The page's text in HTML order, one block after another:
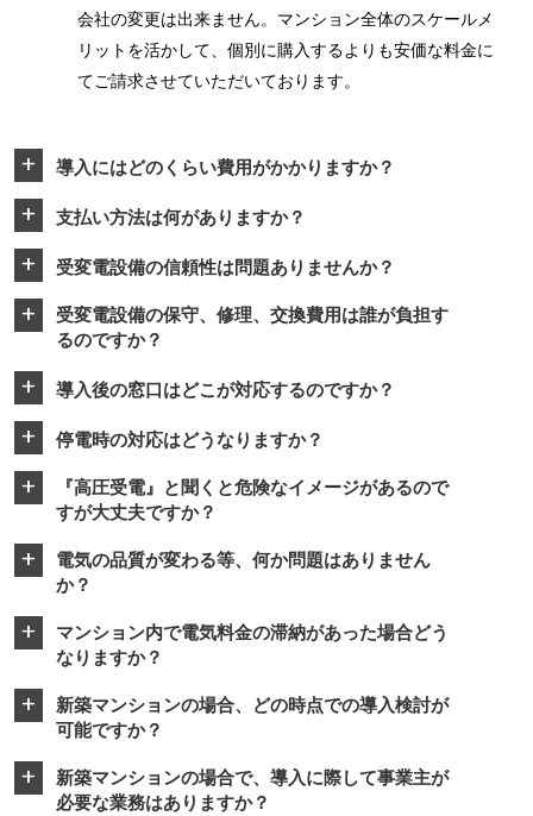
会社の変更は出来ません。マンション全体のスケールメ
リットを活かして、個別に購入するよりも安価な料金に
てご請求させていただいております。
a 導入にはどのくらい費用がかかりますか？
a 支払い方法は何がありますか？
a 受変電設備の信頼性は問題ありませんか？
a
受変電設備の保守、修理、交換費用は誰が負担す
るのですか？
a 導入後の窓口はどこが対応するのですか？
a 停電時の対応はどうなりますか？
a
『高圧受電』と聞くと危険なイメージがあるので
すが大丈夫ですか？
a
電気の品質が変わる等、何か問題はありません
か？
a
マンション内で電気料金の滞納があった場合どう
なりますか？
a
新築マンションの場合、どの時点での導入検討が
可能ですか？
a
新築マンションの場合で、導入に際して事業主が
必要な業務はありますか？